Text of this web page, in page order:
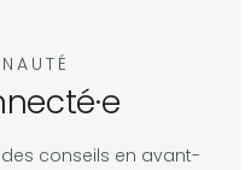
conseils en avant-